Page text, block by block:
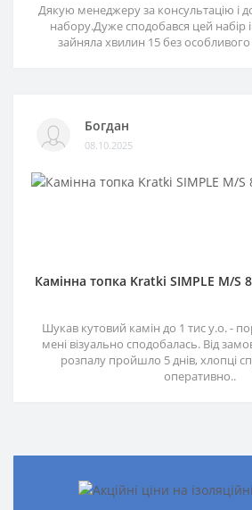
Дякую менеджеру за консультацію і
набору.Дуже сподобався цей набір
зайняла хвилин 15 без
Богдан
08.10.2025
Камінна топка Kratki SIMPLE M/S
Шукав кутовий камін до 1 тис у.о. -
мені візуально сподобалась. Від
розпалу пройшло 5 днів, хлопці
оперативно..